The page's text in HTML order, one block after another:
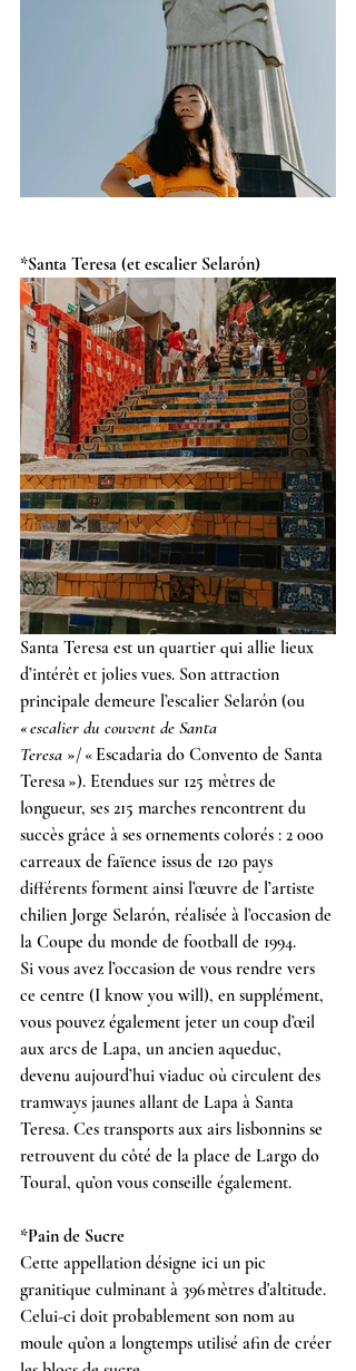
*Santa Teresa (et escalier Selarón)
Santa Teresa est un quartier qui allie lieux
d’intérêt et jolies vues. Son attraction
principale demeure l’escalier Selarón (ou
« escalier du couvent de Santa
Teresa »/ « Escadaria do Convento de Santa
Teresa »). Etendues sur 125 mètres de
longueur, ses 215 marches rencontrent du
succès grâce à ses ornements colorés : 2 000
carreaux de faïence issus de 120 pays
différents forment ainsi l’œuvre de l’artiste
chilien Jorge Selarón, réalisée à l’occasion de
la Coupe du monde de football de 1994.
Si vous avez l’occasion de vous rendre vers
ce centre (I know you will), en supplément,
vous pouvez également jeter un coup d’œil
aux arcs de Lapa, un ancien aqueduc,
devenu aujourd’hui viaduc où circulent des
tramways jaunes allant de Lapa à Santa
Teresa. Ces transports aux airs lisbonnins se
retrouvent du côté de la place de Largo do
Toural, qu’on vous conseille également.
*Pain de Sucre
Cette appellation désigne ici un pic
granitique culminant à 396 mètres d'altitude.
Celui-ci doit probablement son nom au
moule qu’on a longtemps utilisé afin de créer